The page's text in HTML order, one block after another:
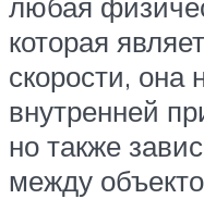
любая
которая
скорости, она
внутренней
но также
между